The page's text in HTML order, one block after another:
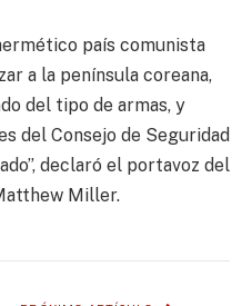
país comunista
a la península coreana,
del tipo de armas, y
del Consejo de Seguridad
declaró el portavoz del
Miller.